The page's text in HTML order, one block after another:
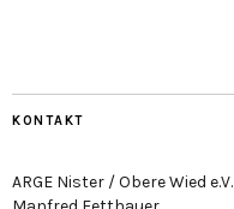
KONTAKT
ARGE Nister / Obere Wied e.V.